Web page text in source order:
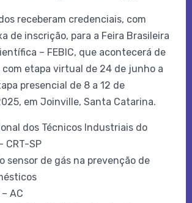
receberam credenciais, com
de inscrição, para a Feira Brasileira
– FEBIC, que acontecerá de
etapa virtual de 24 de junho a
presencial de 8 a 12 de
em Joinville, Santa Catarina.
dos Técnicos Industriais do
CRT-SP
sensor de gás na prevenção de
AC